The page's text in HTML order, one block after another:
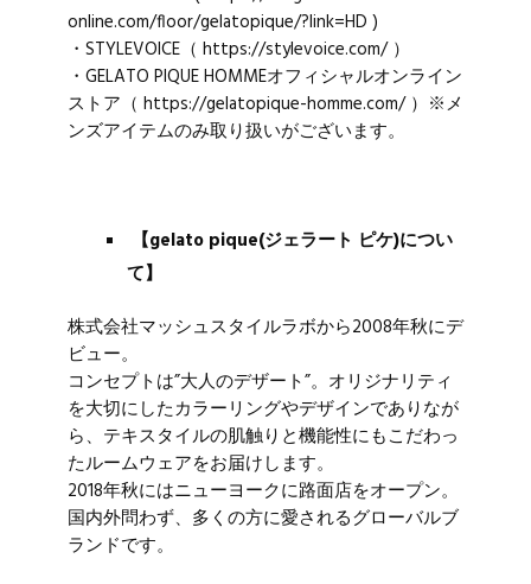
online.com/floor/gelatopique/?link=HD )
・STYLEVOICE（ https://stylevoice.com/ ）
・GELATO PIQUE HOMMEオフィシャルオンライン
ストア（ https://gelatopique-homme.com/）※メ
ンズアイテムのみ取り扱いがございます。
【gelato pique(ジェラート ピケ)につい
て】
株式会社マッシュスタイルラボから2008年秋にデ
ビュー。
コンセプトは”大人のデザート”。オリジナリティ
を大切にしたカラーリングやデザインでありなが
ら、テキスタイルの肌触りと機能性にもこだわっ
たルームウェアをお届けします。
2018年秋にはニューヨークに路面店をオープン。
国内外問わず、多くの方に愛されるグローバルブ
ランドです。